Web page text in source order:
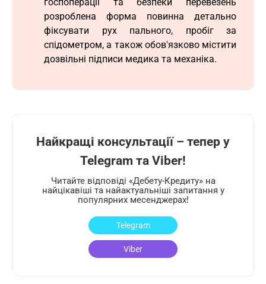
розроблена форма повинна детально
фіксувати рух пального, пробіг за
спідометром, а також обов'язково містити
дозвільні підписи медика та механіка.
Найкращі консультації – тепер у
Telegram та Viber!
Читайте відповіді «Дебету-Кредиту» на
найцікавіші та найактуальніші запитання у
популярних месенджерах!
Telegram
Viber